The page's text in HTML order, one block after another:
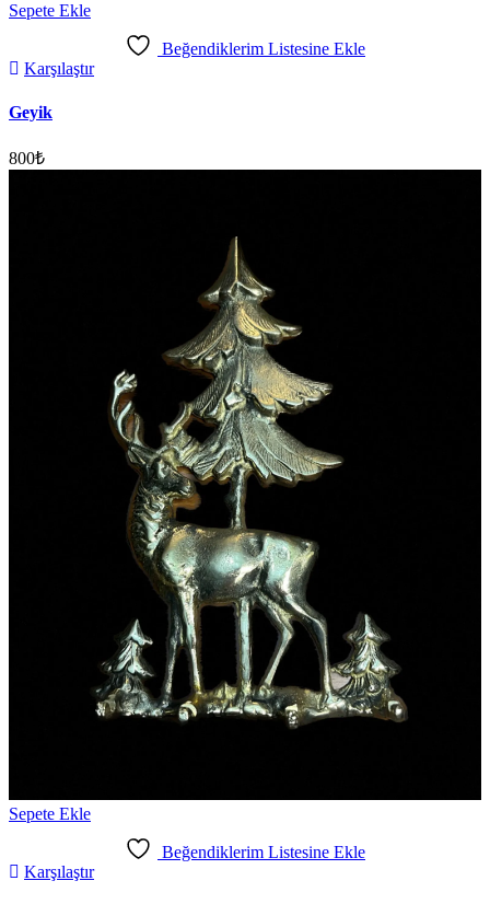
Sepete Ekle
Beğendiklerim Listesine Ekle
Karşılaştır
Geyik
800₺
Sepete Ekle
Beğendiklerim Listesine Ekle
Karşılaştır